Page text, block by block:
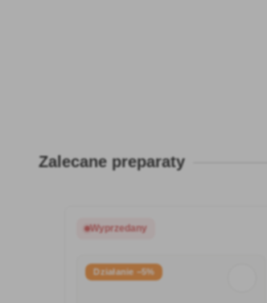
Zalecane preparaty
Wyprzedany
Działanie −5%